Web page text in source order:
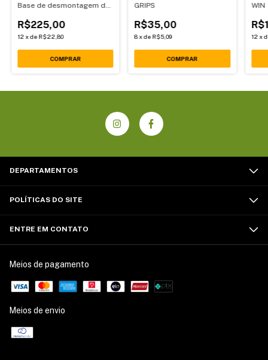
Base de desmontagem de
R$225,00
12xdeR$22,80
GRIPS
R$35,00
8xdeR$5,09
WIN
12x
DEPARTAMENTOS
POLÍTICAS DO SITE
ENTRE EM CONTATO
Meios de pagamento
Meios de envio